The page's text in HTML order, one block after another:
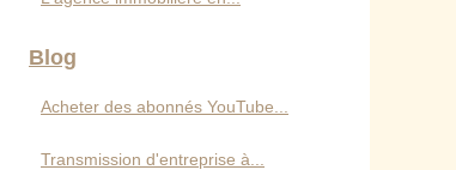
Blog
Acheter des abonnés YouTube...
Transmission d'entreprise à...